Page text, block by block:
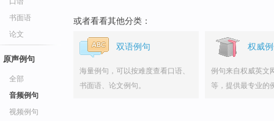
书面语
论文
原声例句
全部
音频例句
视频例句
或者看看其他分类：
双语例句
海量例句，可以按难度查看口语、
书面语、论文例句。
权威
例句来自权威英文
等，提供最专业的